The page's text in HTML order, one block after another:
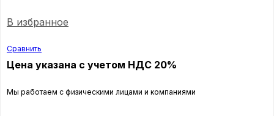
В избранное
Сравнить
Цена указана с учетом НДС 20%
Мы работаем с физическими лицами и компаниями